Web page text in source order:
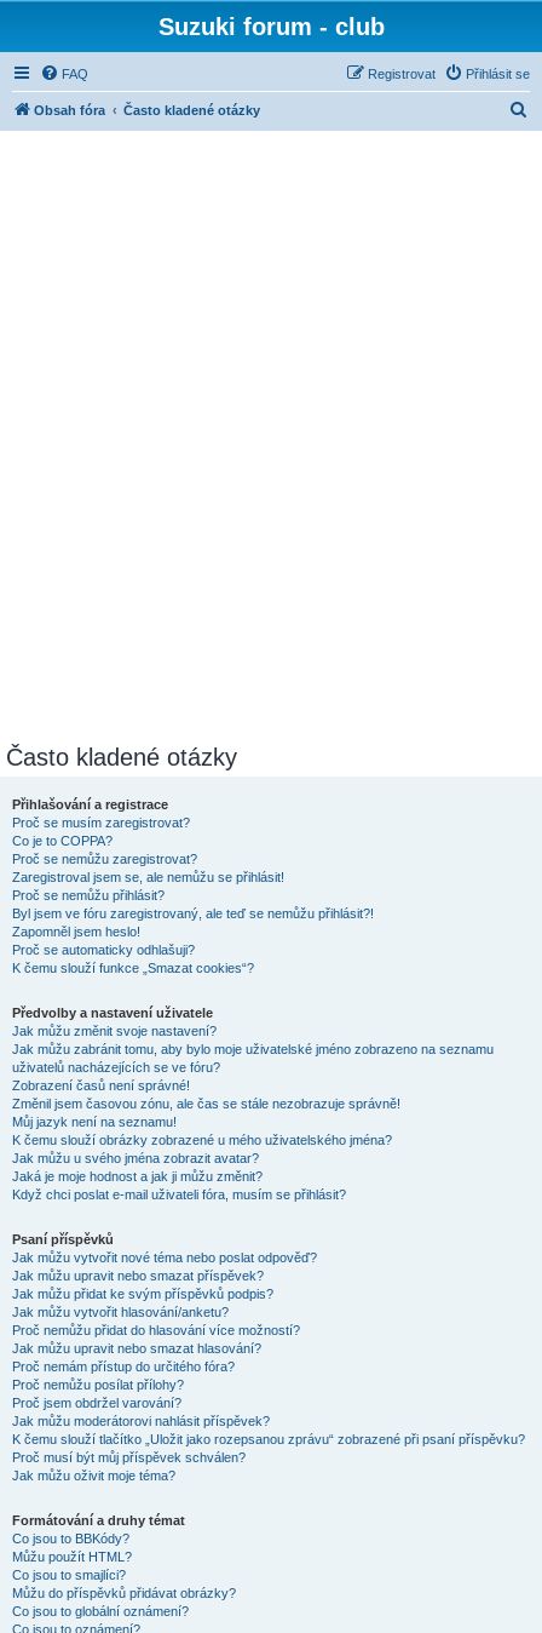
Suzuki forum - club
FAQ Přihlásit se
Registrovat
Obsah fóra Často kladené otázky
Často kladené otázky
Přihlašování a registrace
Proč se musím zaregistrovat?
Co je to COPPA?
Proč se nemůžu zaregistrovat?
Zaregistroval jsem se, ale nemůžu se přihlásit!
Proč se nemůžu přihlásit?
Byl jsem ve fóru zaregistrovaný, ale teď se nemůžu přihlásit?!
Zapomněl jsem heslo!
Proč se automaticky odhlašuji?
K čemu slouží funkce „Smazat cookies“?
Předvolby a nastavení uživatele
Jak můžu změnit svoje nastavení?
Jak můžu zabránit tomu, aby bylo moje uživatelské jméno zobrazeno na seznamu
uživatelů nacházejících se ve fóru?
Zobrazení časů není správné!
Změnil jsem časovou zónu, ale čas se stále nezobrazuje správně!
Můj jazyk není na seznamu!
K čemu slouží obrázky zobrazené u mého uživatelského jména?
Jak můžu u svého jména zobrazit avatar?
Jaká je moje hodnost a jak ji můžu změnit?
Když chci poslat e-mail uživateli fóra, musím se přihlásit?
Psaní příspěvků
Jak můžu vytvořit nové téma nebo poslat odpověď?
Jak můžu upravit nebo smazat příspěvek?
Jak můžu přidat ke svým příspěvků podpis?
Jak můžu vytvořit hlasování/anketu?
Proč nemůžu přidat do hlasování více možností?
Jak můžu upravit nebo smazat hlasování?
Proč nemám přístup do určitého fóra?
Proč nemůžu posílat přílohy?
Proč jsem obdržel varování?
Jak můžu moderátorovi nahlásit příspěvek?
K čemu slouží tlačítko „Uložit jako rozepsanou zprávu“ zobrazené při psaní příspěvku?
Proč musí být můj příspěvek schválen?
Jak můžu oživit moje téma?
Formátování a druhy témat
Co jsou to BBKódy?
Můžu použít HTML?
Co jsou to smajlíci?
Můžu do příspěvků přidávat obrázky?
Co jsou to globální oznámení?
Co jsou to oznámení?